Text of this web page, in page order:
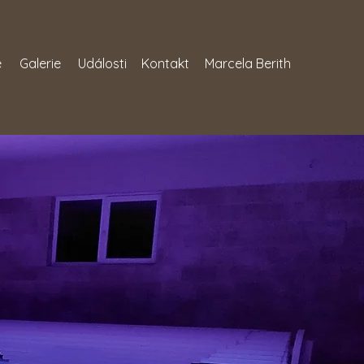
Galerie Události Kontakt Marcela Berith